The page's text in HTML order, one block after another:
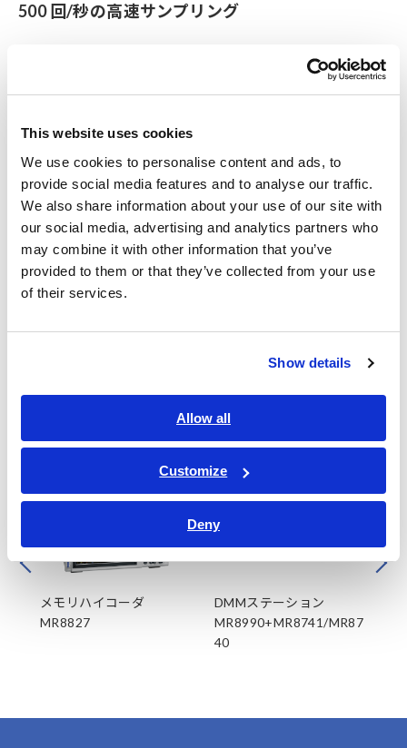
This website uses cookies
We use cookies to personalise content and ads, to
provide social media features and to analyse our traffic.
We also share information about your use of our site with
our social media, advertising and analytics partners who
may combine it with other information that you’ve
provided to them or that they’ve collected from your use
of their services.
Show details
Allow all
Customize
Deny
500 回/秒の高速サンプリング
MR8990
MR6000, MR8740,
MR8847A, MR8827他用
¥147,000（税込
¥161,700）
メモリハイコーダに装着して使用します。※入力コード類は付
属しませんので、別途ご購入願います。
関連製品
メモリハイコーダ
MR8827
DMMステーション
MR8990+MR8741/MR87
40
Next
Prev